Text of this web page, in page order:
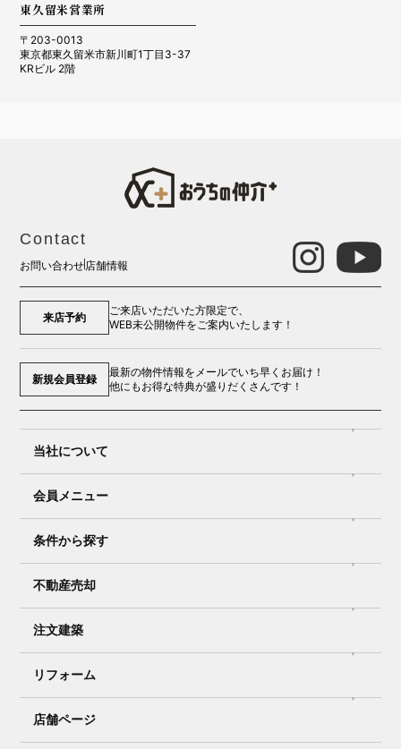
東久留米営業所
〒203-0013
東京都東久留米市新川町1丁目3-37
KRビル 2階
Contact
お問い合わせ店舗情報
来店予約
ご来店いただいた方限定で、
WEB未公開物件をご案内いたします！
新規会員登録
最新の物件情報をメールでいち早くお届け！
他にもお得な特典が盛りだくさんです！
当社について
会員メニュー
条件から探す
不動産売却
注文建築
リフォーム
店舗ページ